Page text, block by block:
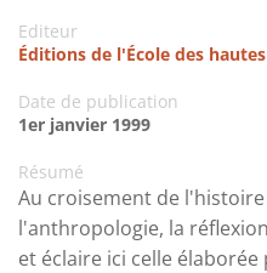
Editeur
Éditions de l'École des
Date de publication
1er janvier 1999
Résumé
Au croisement de
l'anthropologie, la
et éclaire ici celle